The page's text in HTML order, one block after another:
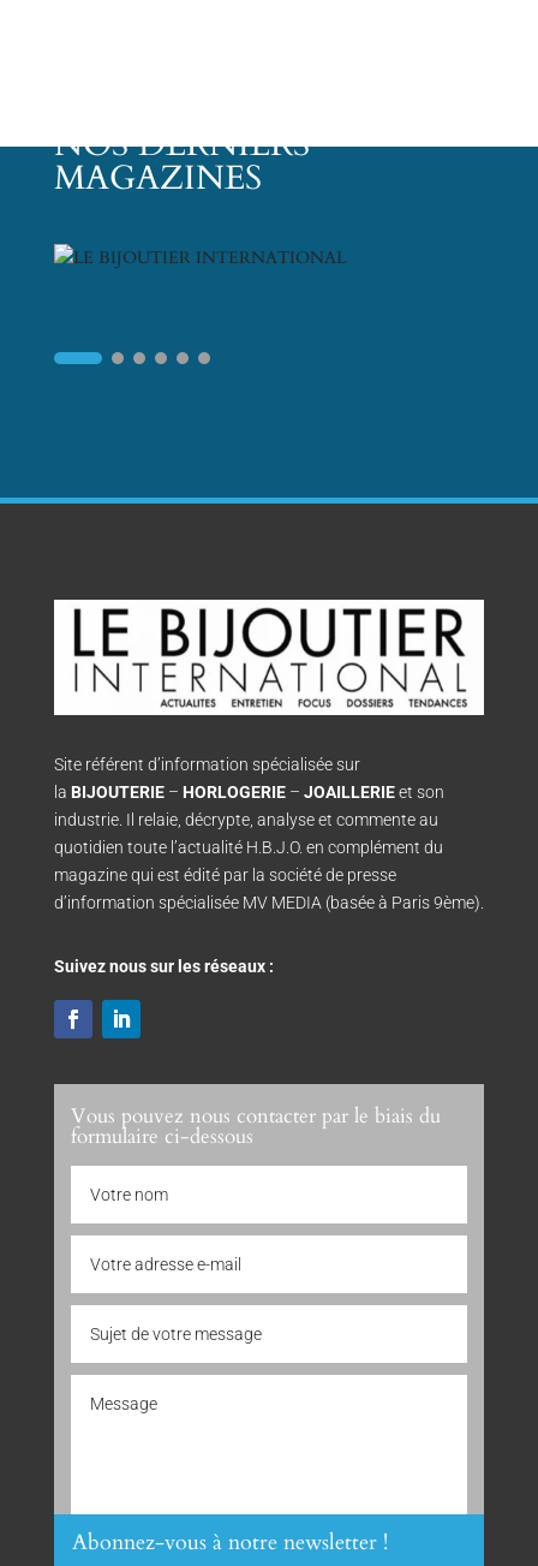
NOS DERNIERS
MAGAZINES
Site référent d’information spécialisée sur
la BIJOUTERIE– HORLOGERIE– JOAILLERIEet son
industrie. Il relaie, décrypte, analyse et commente au
quotidien toute l’actualité H.B.J.O. en complément du
magazine qui est édité par la société de presse
d’information spécialisée MV MEDIA (basée à Paris 9ème).
Suivez nous sur les réseaux :
Vous pouvez nous contacter par le biais du
formulaire ci-dessous
Abonnez-vous à notre newsletter !